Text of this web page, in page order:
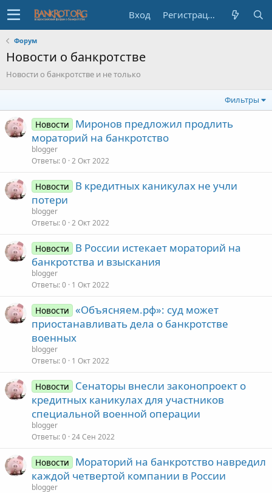
Вход Регистрация
Форум
Новости о банкротстве
Новости о банкротстве и не только
Фильтры
Новости
Миронов предложил продлить
мораторий на банкротство
blogger
Ответы 0 2 Окт 2022
Новости
В кредитных каникулах не учли
потери
blogger
Ответы 0 2 Окт 2022
Новости
В России истекает мораторий на
банкротства и взыскания
blogger
Ответы 0 1 Окт 2022
Новости «Объясняем.рф»: суд может
приостанавливать дела о банкротстве
военных
blogger
Ответы 0 1 Окт 2022
Новости
Сенаторы внесли законопроект о
кредитных каникулах для участников
специальной военной операции
blogger
Ответы 0 24 Сен 2022
Новости
Мораторий на банкротство навредил
каждой четвертой компании в России
blogger